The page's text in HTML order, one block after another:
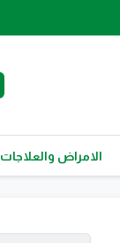
الامراض والعلاجات